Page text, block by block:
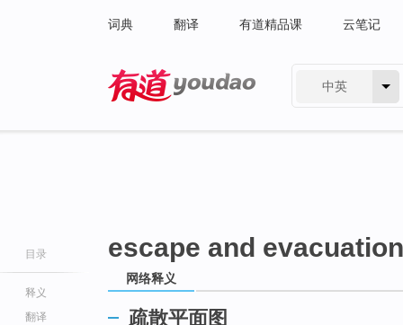
词典 翻译 有道精品课 云笔记
中英
目录
释义
翻译
escape and
网络释义
疏散平面图